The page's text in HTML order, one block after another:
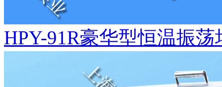
HPY-91R豪华型恒温振荡